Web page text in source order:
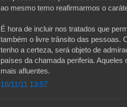
ao mesmo temo reafirmarmos o
É hora de incluir nos tratados que
também o livre trânsito das pessoas.
tenho a certeza, será objeto de
países da chamada periferia.
mais afluentes.
16/11/11 13:57